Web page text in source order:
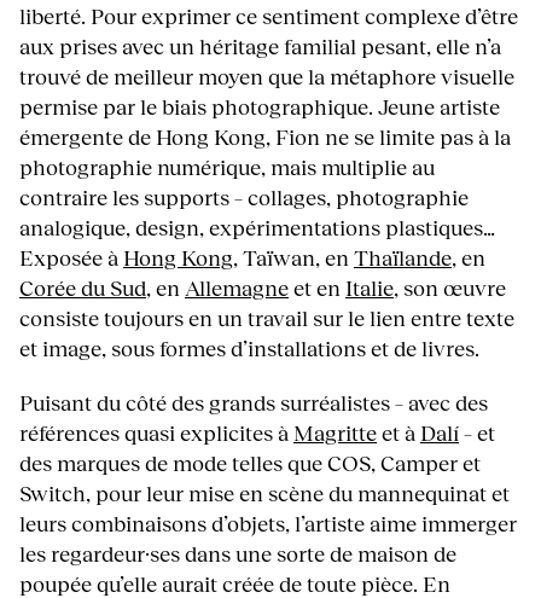
liberté. Pour exprimer ce sentiment complexe d’être
aux prises avec un héritage familial pesant, elle n’a
trouvé de meilleur moyen que la métaphore visuelle
permise par le biais photographique. Jeune artiste
émergente de Hong Kong, Fion ne se limite pas à la
photographie numérique, mais multiplie au
contraire les supports – collages, photographie
analogique, design, expérimentations plastiques…
Exposée à Hong Kong, Taïwan, en Thaïlande, en
Corée du Sud, en Allemagneet en Italie, son œuvre
consiste toujours en un travail sur le lien entre texte
et image, sous formes d’installations et de livres.
Puisant du côté des grands surréalistes – avec des
références quasi explicites à Magritteet à Dalí– et
des marques de mode telles que COS, Camper et
Switch, pour leur mise en scène du mannequinat et
leurs combinaisons d’objets, l’artiste aime immerger
les regardeur·ses dans une sorte de maison de
poupée qu’elle aurait créée de toute pièce. En